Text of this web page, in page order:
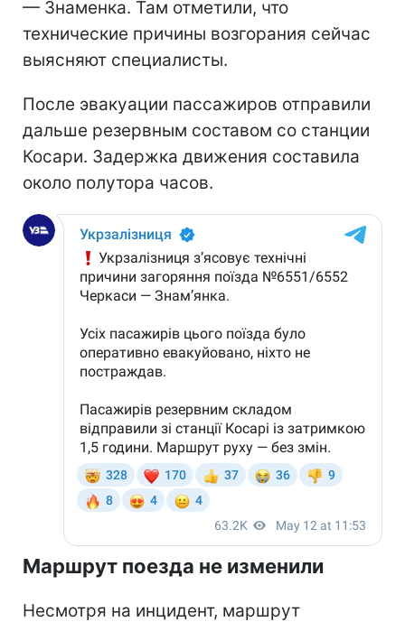
— Знаменка. Там отметили, что
технические причины возгорания сейчас
выясняют специалисты.
После эвакуации пассажиров отправили
дальше резервным составом со станции
Косари. Задержка движения составила
около полутора часов.
Маршрут поезда не изменили
Несмотря на инцидент, маршрут